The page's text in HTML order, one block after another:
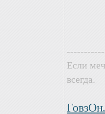
Если
всегда.